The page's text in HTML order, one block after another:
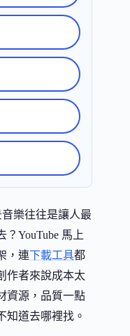
樂往往是讓人最
YouTube 馬上
，連下載工具都
作者來說成本太
資源，品質一點
知道去哪裡找。